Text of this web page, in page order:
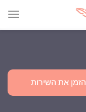
הזמן את השירות